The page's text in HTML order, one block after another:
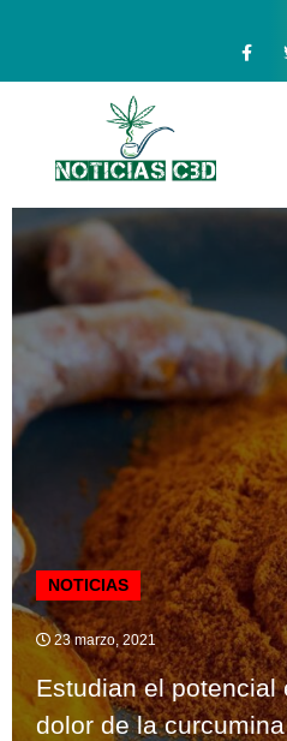
NOTICIAS
23 marzo, 2021
Estudian el potencial
dolor de la